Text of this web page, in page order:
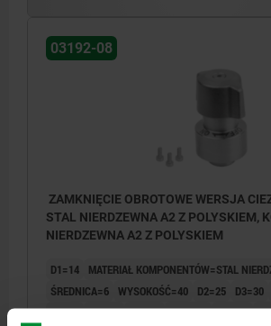
03192-08
ZAMKNIĘCIE OBROTOWE WERSJA
STAL NIERDZEWNA A2 Z POLYSKIEM, KOMP:STAL
NIERDZEWNA A2 Z POLYSKIEM
D1=14
MATERIAŁ KOMPONENTÓW=STAL
ŚREDNICA=6 WYSOKOŚĆ=40 D2=25 D3=30
D6=26 D7=4,4 D8=2,4 H1=14,7 H2=5,5